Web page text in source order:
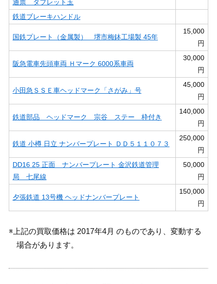
通票 タブレット玉
鉄道ブレーキハンドル
国鉄プレート（金属製） 堺市梅鉢工場製 45年
15,000
円
阪急電車先頭車両 Ｈマーク 6000系車両
30,000
円
小田急ＳＳＥ車ヘッドマーク「さがみ」号
45,000
円
鉄道部品 ヘッドマーク 宗谷 ステー 枠付き
140,000
円
鉄道 小樽 日立 ナンバープレート ＤＤ５１１０７３
250,000
円
DD16 25 正面 ナンバープレート 金沢鉄道管理
局 七尾線
50,000
円
夕張鉄道 13号機 ヘッドナンバープレート
150,000
円
※上記の買取価格は 2017年4月 のものであり、変動する
場合があります。